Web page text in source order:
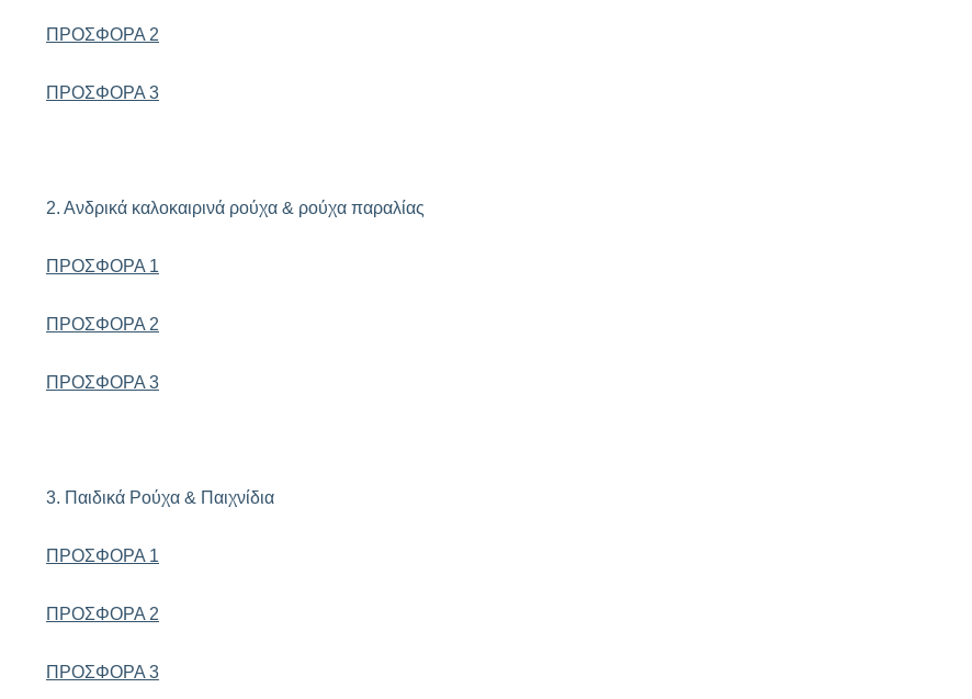
ΠΡΟΣΦΟΡΑ 2
ΠΡΟΣΦΟΡΑ 3
2. Ανδρικά καλοκαιρινά ρούχα & ρούχα παραλίας
ΠΡΟΣΦΟΡΑ 1
ΠΡΟΣΦΟΡΑ 2
ΠΡΟΣΦΟΡΑ 3
3. Παιδικά Ρούχα & Παιχνίδια
ΠΡΟΣΦΟΡΑ 1
ΠΡΟΣΦΟΡΑ 2
ΠΡΟΣΦΟΡΑ 3